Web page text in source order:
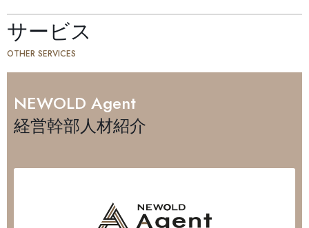
サービス
OTHER SERVICES
NEWOLD Agent
経営幹部人材紹介